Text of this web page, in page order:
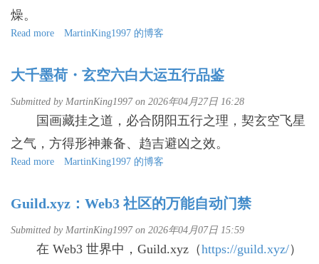
币
燥。
Read more about
墨
玄
空
紫
行
鉴
MartinKing1997 的博客
大千墨荷・玄空六白大运五行品鉴
Submitted by MartinKing1997on 2026年04月27日 16:28
国画藏挂之道，必合阴阳五行之理，契玄空飞星
之气，方得形神兼备、趋吉避凶之效。
Read more about
墨
玄
空
MartinKing1997 的博客
Guild.xyz：Web3 社区的万能自动门禁
Submitted by MartinKing1997on 2026年04月07日 15:59
在 Web3 世界中，Guild.xyz（https://guild.xyz/）